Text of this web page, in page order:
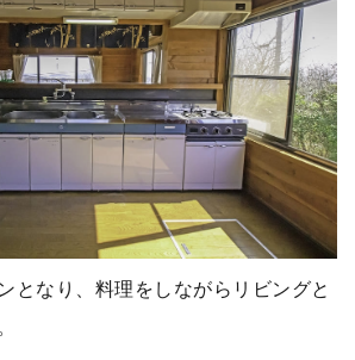
となり、料理をしながらリビングと